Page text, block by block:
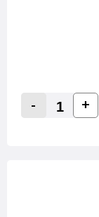
Decrease
- +